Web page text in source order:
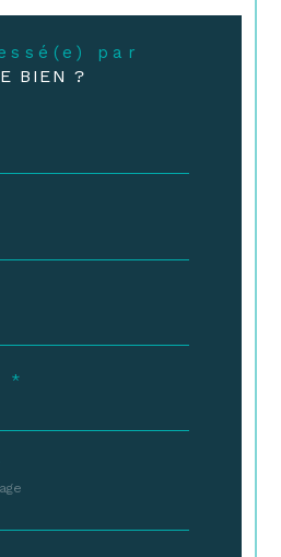
par
BIEN ?
*